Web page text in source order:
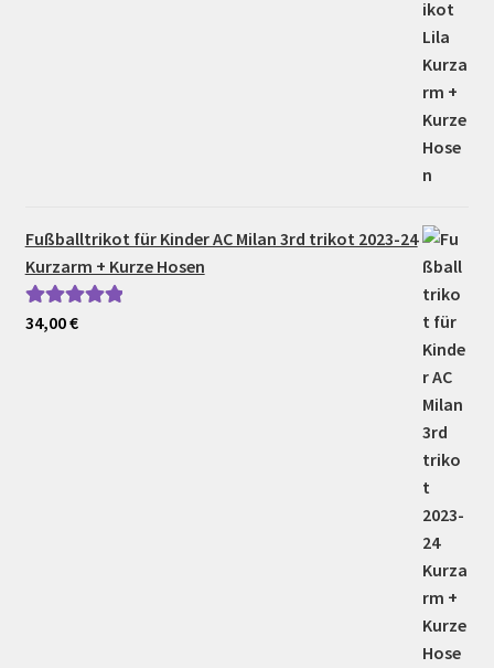
Fußballtrikot für Kinder AC Milan 3rd trikot 2023-24
Kurzarm + Kurze Hosen
Bewertet mit
34,00€